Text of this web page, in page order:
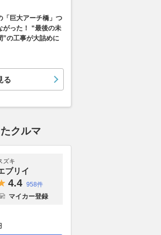
「巨大アーチ橋」つ
がった！ “最後の未
”の工事が大詰めに
る
クルマ
ズキ
ブリイ
4.4 958件
マイカー登録